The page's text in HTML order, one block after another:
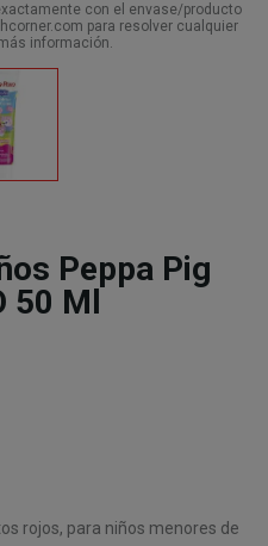
con el envase/producto
para resolver cualquier
información.
Peppa Pig
50 Ml
rojos, para niños menores de